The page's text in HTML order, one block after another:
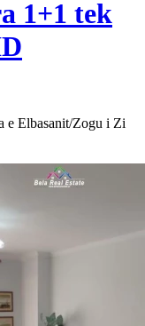
1+1 tek
e Elbasanit/Zogu i Zi